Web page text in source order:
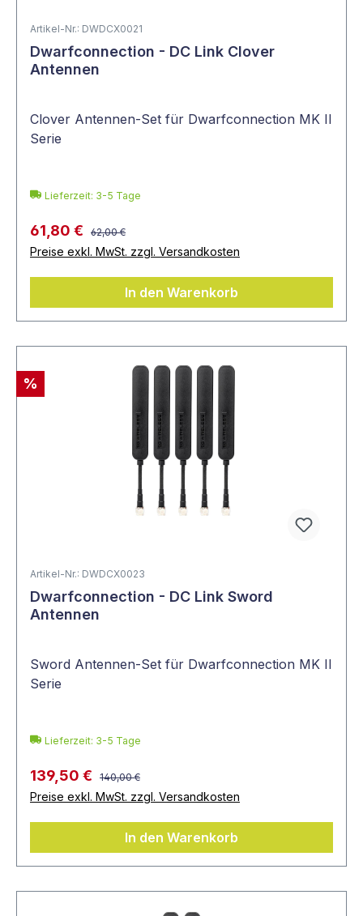
Artikel-Nr.: DWDCX0021
Dwarfconnection - DC Link Clover
Antennen
Clover Antennen-Set für Dwarfconnection MK II
Serie
Lieferzeit: 3-5 Tage
61,80 € 62,00 €
Preise exkl. MwSt. zzgl. Versandkosten
In den Warenkorb
%
Artikel-Nr.: DWDCX0023
Dwarfconnection - DC Link Sword
Antennen
Sword Antennen-Set für Dwarfconnection MK II
Serie
Lieferzeit: 3-5 Tage
139,50 € 140,00 €
Preise exkl. MwSt. zzgl. Versandkosten
In den Warenkorb